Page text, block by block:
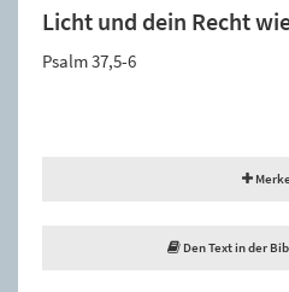
Licht und dein Recht
Psalm 37,5-6
Den Text in der